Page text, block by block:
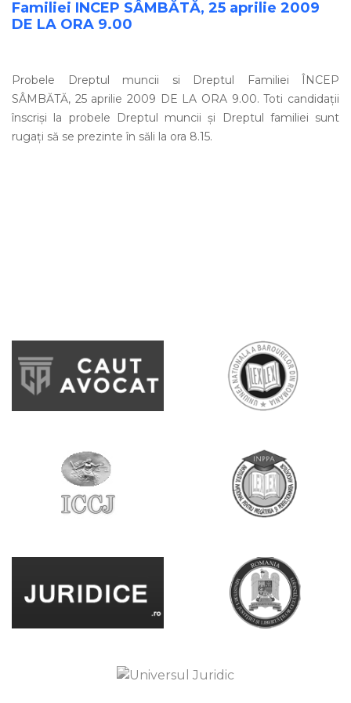
Familiei INCEP SÂMBĂTĂ, 25 aprilie 2009
DE LA ORA 9.00
Probele Dreptul muncii si Dreptul Familiei ÎNCEP
SÂMBĂTĂ, 25 aprilie 2009 DE LA ORA 9.00. Toti candidaţii
înscrişi la probele Dreptul muncii şi Dreptul familiei sunt
rugaţi să se prezinte în săli la ora 8.15.